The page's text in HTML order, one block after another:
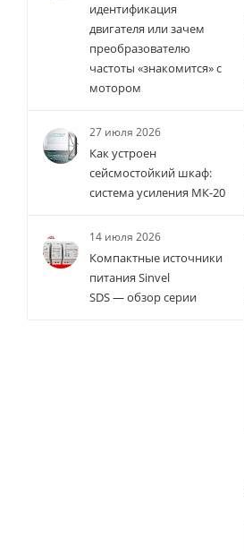
идентификация
двигателя или зачем
преобразователю
частоты «знакомится» с
мотором
27 июля 2026
Как устроен
сейсмостойкий шкаф:
система усиления МК-20
14 июля 2026
Компактные источники
питания Sinvel
SDS — обзор серии